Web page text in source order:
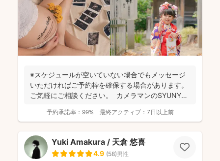
※スケジュールが空いていない場合でもメッセージ
いただければご予約枠を確保する場合があります。
ご気軽にご相談ください。 カメラマンのSYUNYA
予約承諾率： 99% 最終アクティブ： 7日以上前
Yuki Amakura / 天倉 悠喜
4.9 (58)男性